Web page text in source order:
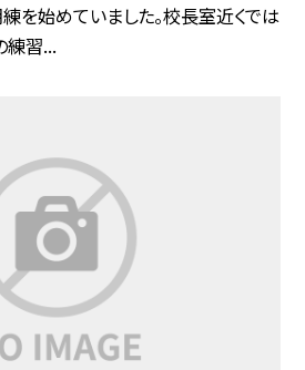
を始めていました。校長室近くでは
練習...